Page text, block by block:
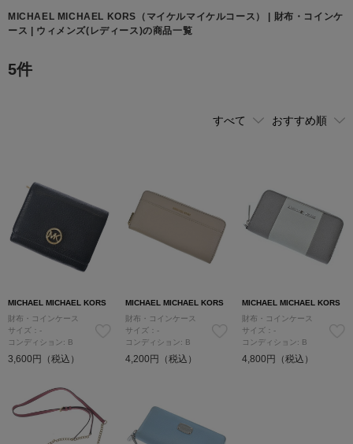
MICHAEL MICHAEL KORS （マイケルマイケルコース）
| 財布・コインケ
ース | ウィメンズ(レディース)の商品一覧
5件
MICHAEL MICHAEL KORS
財布・コインケース
サイズ：-
コンディション: B
3,600円（税込）
MICHAEL MICHAEL KORS
財布・コインケース
サイズ：-
コンディション: B
4,200円（税込）
MICHAEL MICHAEL KORS
財布・コインケース
サイズ：-
コンディション: B
4,800円（税込）